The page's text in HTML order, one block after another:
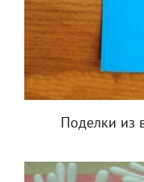
Поделки из